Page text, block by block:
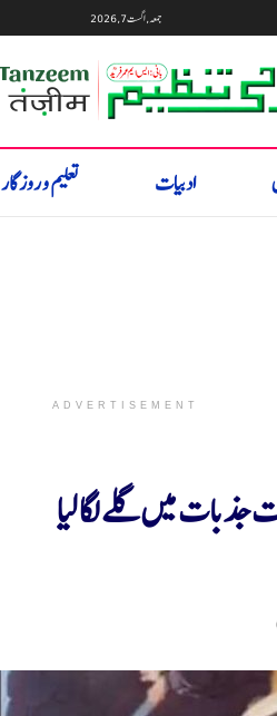
جمعہ, اگست 7, 2026
ادبیات تعلیم و روزگار
ADVERTISEMENT
میں گلے لگا لیا